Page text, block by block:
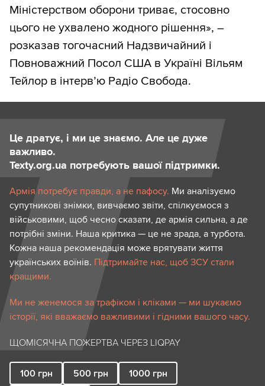
Міністерством оборони триває, стосовно
цього не ухвалено жодного рішення», –
розказав тогочасний Надзвичайний і
Повноважний Посол США в Україні Вільям
Тейлор в інтерв’ю Радіо Свобода.
Це дратує, і ми це знаємо. Але це дуже
важливо.
Texty.org.ua потребують вашої підтримки.
Армія потребує правди, а не пафосу. Ми аналізуємо
супутникові знімки, вивчаємо звіти, спілкуємося з
військовими, щоб чесно сказати, де армія сильна, а де
потрібні зміни. Наша критика — це не зрада, а турбота.
Кожна наша рекомендація може врятувати життя
українських воїнів. Підтримайте нас, щоб ЗСУ стали
кращими.
Ми не женемося за трафіком і кліками — ми шукаємо
історії, які вважаємо важливими і гідними вашого часу.
ЩОМІСЯЧНА ПОЖЕРТВА ЧЕРЕЗ LIQPAY
100 грн 500 грн 1000 грн